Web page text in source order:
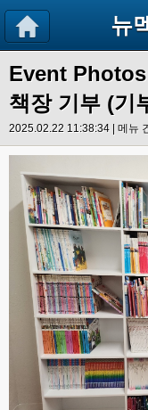
뉴
Event Photos
책장 기부 (기
2025.02.22 11:38:34 | 메뉴